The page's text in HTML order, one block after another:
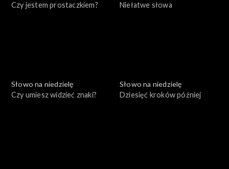
Czy jestem prostaczkiem?
Niełatwe słowa
Słowo na niedzielę
Czy umiesz widzieć znaki?
Słowo na niedzielę
Dziesięć kroków później